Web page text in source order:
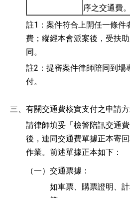
序之交通費。
註1：案件符合上開任一條件
費；縱經本會派案後，受扶
同。
註2：提審案件律師陪同到場
付。
三、 有關交通費核實支付之申請
請律師填妥「檢警陪訊交通
後，連同交通費單據正本寄
作業。前述單據正本如下：
（一） 交通票據：
如車票、購票證明、